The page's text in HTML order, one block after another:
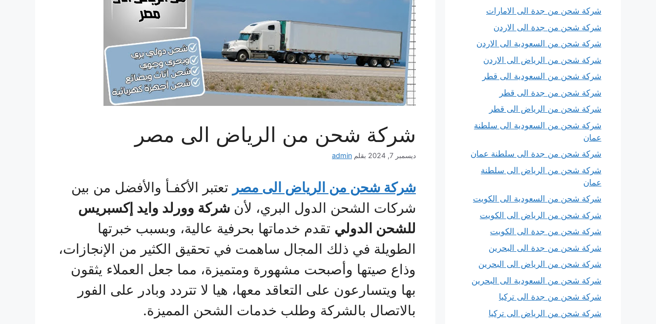
شركة شحن من الرياض الى مصر
ديسمبر 7, 2024 بقلم admin
شركة شحن من الرياض الى مصر تعتبر الأكفـأ والأفضل من بين
شركات الشحن الدول البري، لأن شركة وورلد وايد إكسبريس
للشحن الدولي تقدم خدماتها بحرفية عالية، وبسبب خبرتها
الطويلة في ذلك المجال ساهمت في تحقيق الكثير من الإنجازات،
وذاع صيتها وأصبحت مشهورة ومتميزة، مما جعل العملاء يثقون
بها ويتسارعون على التعاقد معها، هيا لا تتردد وبادر على الفور
بالاتصال بالشركة وطلب خدمات الشحن المميزة.
شركة شحن من جدة الى الامارات
شركة شحن من جدة الى الاردن
شركة شحن من السعودية الى الاردن
شركة شحن من الرياض الى الاردن
شركة شحن من السعودية الى قطر
شركة شحن من جدة الى قطر
شركة شحن من الرياض الى قطر
شركة شحن من السعودية الى سلطنة
عمان
شركة شحن من جدة الى سلطنة عمان
شركة شحن من الرياض الى سلطنة
عمان
شركة شحن من السعودية الى الكويت
شركة شحن من الرياض الى الكويت
شركة شحن من جدة الى الكويت
شركة شحن من جدة الى البحرين
شركة شحن من الرياض الى البحرين
شركة شحن من السعودية الى البحرين
شركة شحن من جدة الى تركيا
شركة شحن من الرياض الى تركيا